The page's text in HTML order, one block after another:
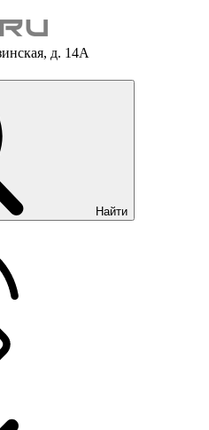
д. 14А
Найти